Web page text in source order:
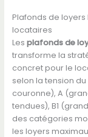
Plafonds de loyers
locataires
Les plafonds de
transforme la
concret pour le
selon la tension
couronne), A
tendues), B1
des catégories
les loyers